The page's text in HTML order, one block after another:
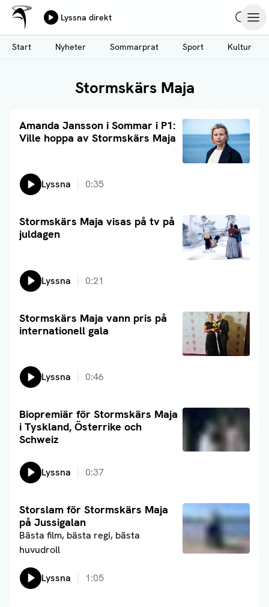
Hoppa
till
huvudinnehåll
Ålands Radio & TV
Lyssna direkt
Start
Nyheter Sommarprat Sport Kultur
Stormskärs Maja
Amanda Jansson i Sommar i P1:
Ville hoppa av Stormskärs Maja
Läs artikel
Lyssna 0:35
Stormskärs Maja visas på tv på
juldagen
Läs artikel
Lyssna 0:21
Stormskärs Maja vann pris på
internationell gala
Läs artikel
Lyssna 0:46
Biopremiär för Stormskärs Maja
i Tyskland, Österrike och
Schweiz
Läs artikel
Lyssna 0:37
Storslam för Stormskärs Maja
på Jussigalan
Bästa film, bästa regi, bästa
huvudroll
Läs artikel
Lyssna 1:05